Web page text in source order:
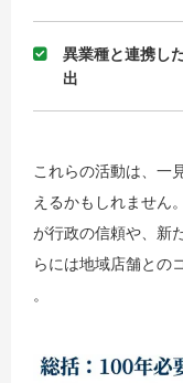
異業種と連携し
出
これらの活動は、一
えるかもしれません
が行政の信頼や、新
らには地域店舗との
。